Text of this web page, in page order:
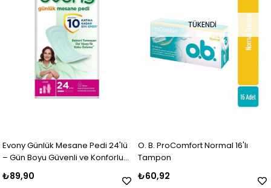
Evony Günlük Mesane Pedi 24'lü
– Gün Boyu Güvenli ve Konforlu
₺89,90
TÜKENDI
O. B. ProComfort Normal 16'lı
Tampon
₺60,92